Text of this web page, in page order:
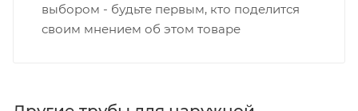
выбором - будьте первым, кто поделится
своим мнением об этом товаре